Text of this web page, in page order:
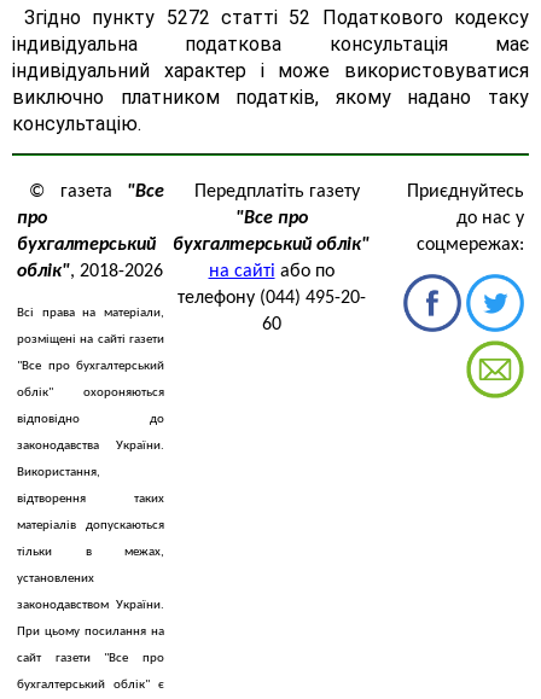
Згідно пункту 5272 статті 52 Податкового кодексу
індивідуальна податкова консультація має
індивідуальний характер і може використовуватися
виключно платником податків, якому надано таку
консультацію.
© газета "Все
про
бухгалтерський
облік", 2018-2026
Всі права на матеріали,
розміщені на сайті газети
"Все про бухгалтерський
облік" охороняються
відповідно до
законодавства України.
Використання,
відтворення таких
матеріалів допускаються
тільки в межах,
установлених
законодавством України.
При цьому посилання на
сайт газети "Все про
бухгалтерський облік" є
Передплатіть газету
"Все про
бухгалтерський облік"
на сайті або по
телефону (044) 495-20-
60
Приєднуйтесь
до нас у
соцмережах: